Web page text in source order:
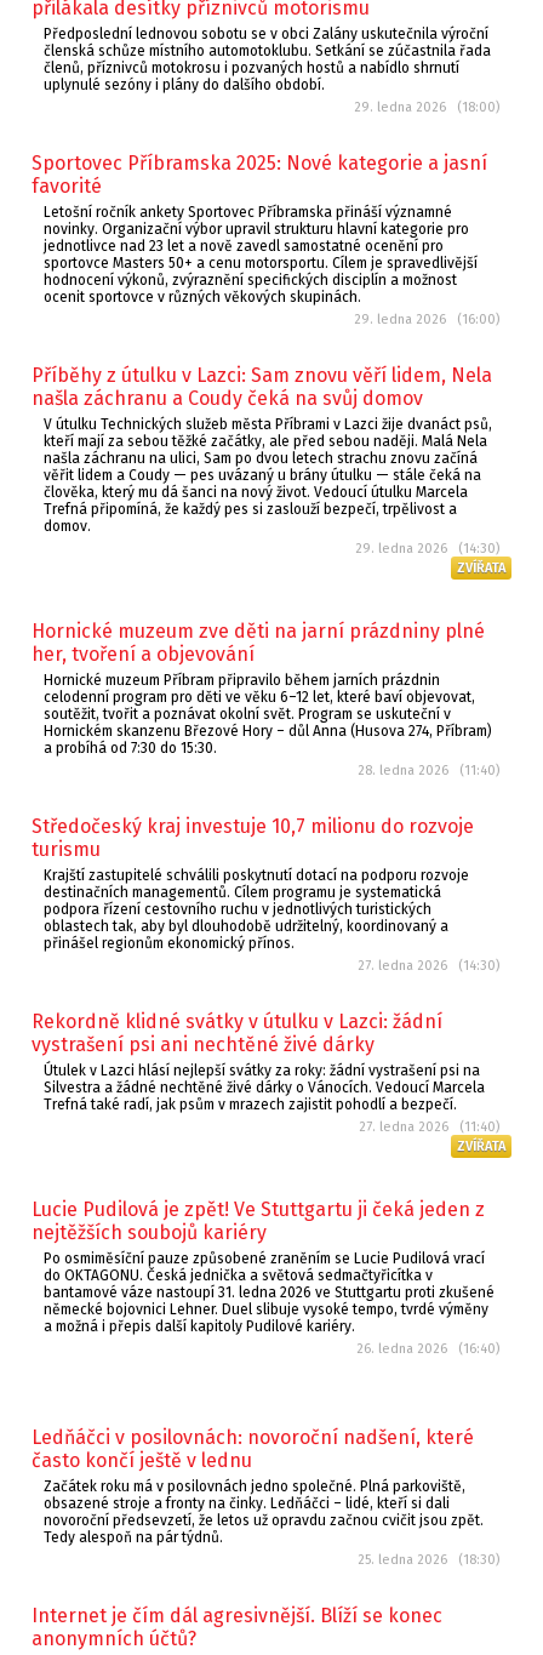
přilákala desítky příznivců motorismu
Předposlední lednovou sobotu se v obci Zalány uskutečnila výroční
členská schůze místního automotoklubu. Setkání se zúčastnila řada
členů, příznivců motokrosu i pozvaných hostů a nabídlo shrnutí
uplynulé sezóny i plány do dalšího období.
29. ledna 2026 (18:00)
Sportovec Příbramska 2025: Nové kategorie a jasní
favorité
Letošní ročník ankety Sportovec Příbramska přináší významné
novinky. Organizační výbor upravil strukturu hlavní kategorie pro
jednotlivce nad 23 let a nově zavedl samostatné ocenění pro
sportovce Masters 50+ a cenu motorsportu. Cílem je spravedlivější
hodnocení výkonů, zvýraznění specifických disciplín a možnost
ocenit sportovce v různých věkových skupinách.
29. ledna 2026 (16:00)
Příběhy z útulku v Lazci: Sam znovu věří lidem, Nela
našla záchranu a Coudy čeká na svůj domov
V útulku Technických služeb města Příbrami v Lazci žije dvanáct psů,
kteří mají za sebou těžké začátky, ale před sebou naději. Malá Nela
našla záchranu na ulici, Sam po dvou letech strachu znovu začíná
věřit lidem a Coudy — pes uvázaný u brány útulku — stále čeká na
člověka, který mu dá šanci na nový život. Vedoucí útulku Marcela
Trefná připomíná, že každý pes si zaslouží bezpečí, trpělivost a
domov.
29. ledna 2026 (14:30)
ZVÍŘATA
Hornické muzeum zve děti na jarní prázdniny plné
her, tvoření a objevování
Hornické muzeum Příbram připravilo během jarních prázdnin
celodenní program pro děti ve věku 6–12 let, které baví objevovat,
soutěžit, tvořit a poznávat okolní svět. Program se uskuteční v
Hornickém skanzenu Březové Hory – důl Anna (Husova 274, Příbram)
a probíhá od 7:30 do 15:30.
28. ledna 2026 (11:40)
Středočeský kraj investuje 10,7 milionu do rozvoje
turismu
Krajští zastupitelé schválili poskytnutí dotací na podporu rozvoje
destinačních managementů. Cílem programu je systematická
podpora řízení cestovního ruchu v jednotlivých turistických
oblastech tak, aby byl dlouhodobě udržitelný, koordinovaný a
přinášel regionům ekonomický přínos.
27. ledna 2026 (14:30)
Rekordně klidné svátky v útulku v Lazci: žádní
vystrašení psi ani nechtěné živé dárky
Útulek v Lazci hlásí nejlepší svátky za roky: žádní vystrašení psi na
Silvestra a žádné nechtěné živé dárky o Vánocích. Vedoucí Marcela
Trefná také radí, jak psům v mrazech zajistit pohodlí a bezpečí.
27. ledna 2026 (11:40)
ZVÍŘATA
Lucie Pudilová je zpět! Ve Stuttgartu ji čeká jeden z
nejtěžších soubojů kariéry
Po osmiměsíční pauze způsobené zraněním se Lucie Pudilová vrací
do OKTAGONU. Česká jednička a světová sedmačtyřicítka v
bantamové váze nastoupí 31. ledna 2026 ve Stuttgartu proti zkušené
německé bojovnici Lehner. Duel slibuje vysoké tempo, tvrdé výměny
a možná i přepis další kapitoly Pudilové kariéry.
26. ledna 2026 (16:40)
Ledňáčci v posilovnách: novoroční nadšení, které
často končí ještě v lednu
Začátek roku má v posilovnách jedno společné. Plná parkoviště,
obsazené stroje a fronty na činky. Ledňáčci – lidé, kteří si dali
novoroční předsevzetí, že letos už opravdu začnou cvičit jsou zpět.
Tedy alespoň na pár týdnů.
25. ledna 2026 (18:30)
Internet je čím dál agresivnější. Blíží se konec
anonymních účtů?